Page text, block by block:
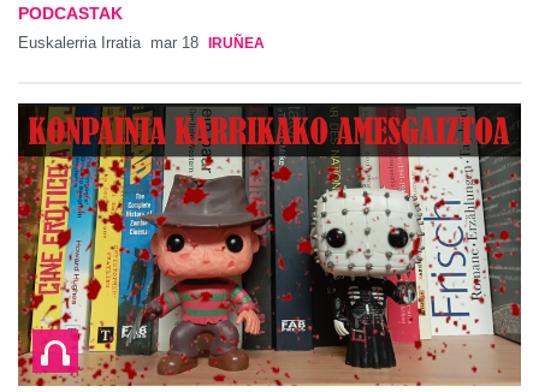
PODCASTAK
Euskalerria Irratia mar 18 IRUÑEA